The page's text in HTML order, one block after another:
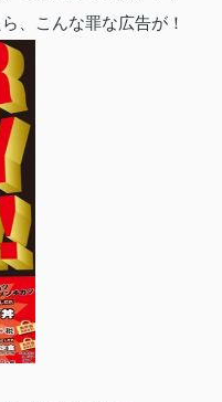
、こんな罪な広告が！